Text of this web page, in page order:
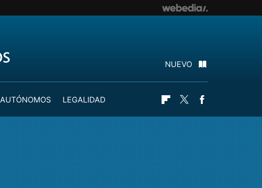
NUEVO
AUTÓNOMOS
LEGALIDAD
Flipboard
Twitter